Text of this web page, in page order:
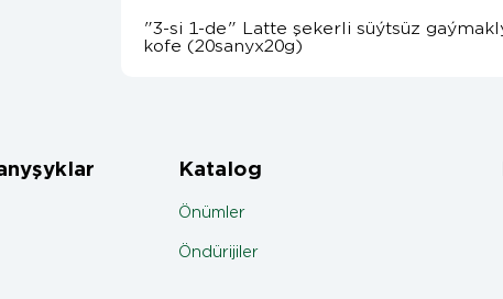
"3-si 1-de" Latte şekerli süýtsüz
kofe (20sanyx20g)
Katalog
Önümler
Öndürijiler